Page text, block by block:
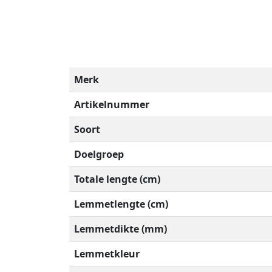
Merk
Artikelnummer
Soort
Doelgroep
Totale lengte (cm)
Lemmetlengte (cm)
Lemmetdikte (mm)
Lemmetkleur